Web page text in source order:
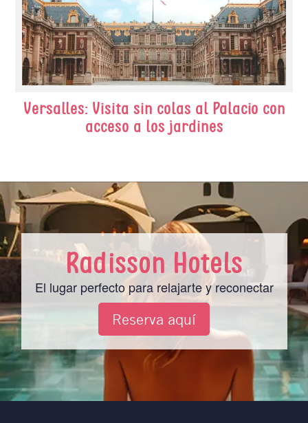
Versalles: Visita sin colas al Palacio con
acceso a los jardines
Radisson Hotels
El lugar perfecto para relajarte y reconectar
Reserva aquí